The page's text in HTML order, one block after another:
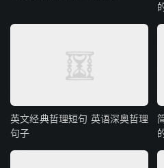
英文经典哲理短句 英语深奥哲理
句子